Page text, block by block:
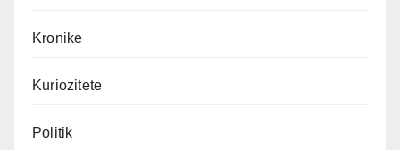
Kronike
Kuriozitete
Politik